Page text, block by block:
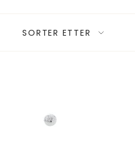
SORTER
SORTER ETTER